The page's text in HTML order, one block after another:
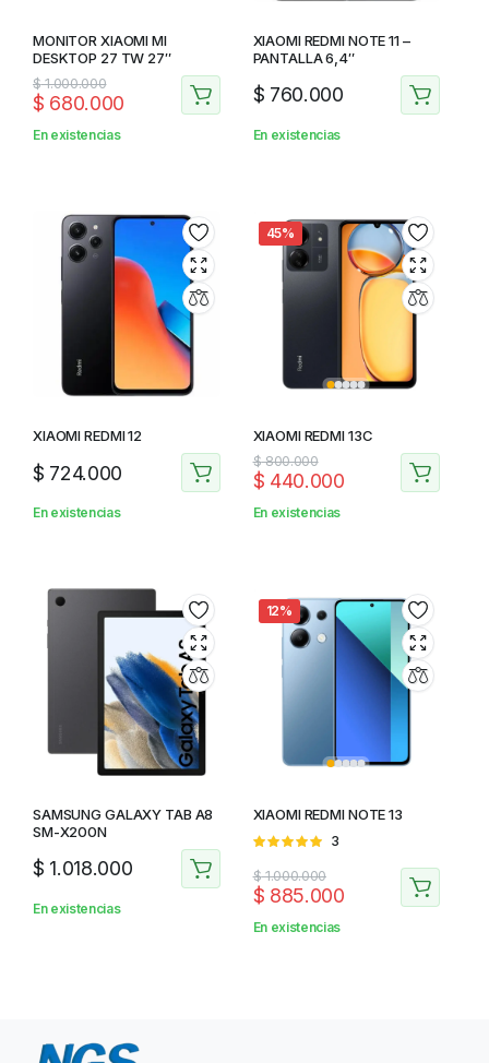
MONITOR XIAOMI MI
DESKTOP 27 TW 27″
$1.000.000
$ 680.000
En existencias
XIAOMI REDMI NOTE 11 –
PANTALLA 6,4″
$ 760.000
En existencias
XIAOMI REDMI 12
$ 724.000
En existencias
45%
XIAOMI REDMI 13C
$800.000
$ 440.000
En existencias
SAMSUNG GALAXY TAB A8
SM-X200N
$ 1.018.000
En existencias
12%
XIAOMI REDMI NOTE 13
Valorado
5
3
$1.000.000
$ 885.000
En existencias